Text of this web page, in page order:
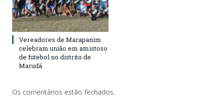
Vereadores de Marapanim
celebram união em amistoso
de futebol no distrito de
Marudá
Os comentários estão fechados.